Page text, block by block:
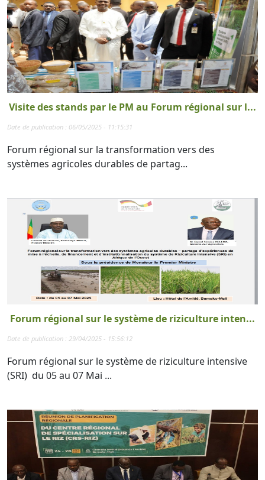
Visite des stands par le PM au Forum régional sur l...
Date de publication : 06/05/2025 - 11:15:31
Forum régional sur la transformation vers des
systèmes agricoles durables de partag...
Forum régional sur le système de riziculture inten...
Date de publication : 29/04/2025 - 15:56:12
Forum régional sur le système de riziculture intensive
(SRI) du 05 au 07 Mai ...